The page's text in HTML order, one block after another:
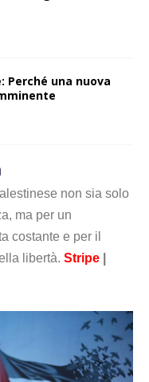
Perché una nuova
non sia solo
ma per un
costante e per il
libertà. Stripe